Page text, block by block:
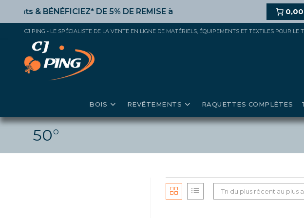
content
BÉNÉFICIEZ* DE 5% DE REMISE à partir de 50€ d’achat, dès 100€,
CJ PING - LE SPÉCIALISTE DE LA VENTE EN LIGNE DE MATÉRIELS, ÉQUIPEMENTS ET TEXTILES POUR
BOIS REVÊTEMENTS RAQUETTES COMPLÈTES
50°
Tri du plus récent au plus